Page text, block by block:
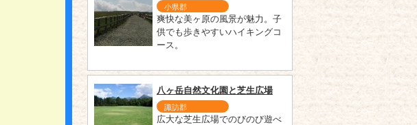
小県郡
爽快な美ヶ原の風景が魅力。子
供でも歩きやすいハイキングコ
ース。
八ヶ岳自然文化園と芝生広場
諏訪郡
広大な芝生広場でのびのび遊べ